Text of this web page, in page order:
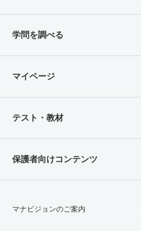
学問を調べる
マイページ
テスト・教材
保護者向けコンテンツ
マナビジョンのご案内